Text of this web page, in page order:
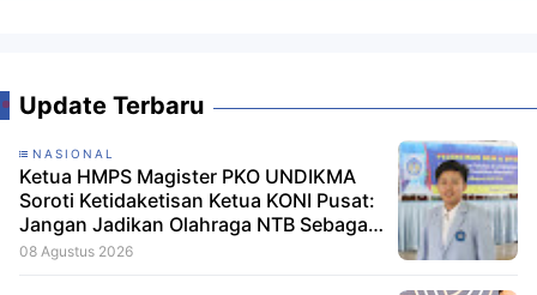
Update Terbaru
NASIONAL
Ketua HMPS Magister PKO UNDIKMA
Soroti Ketidaketisan Ketua KONI Pusat:
Jangan Jadikan Olahraga NTB Sebagai
Arena Kepentingan Sesaat
08 Agustus 2026